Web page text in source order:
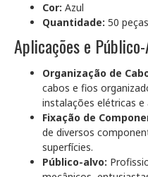
Cor: Azul
Quantidade: 50 peças
Aplicações e
Organização de
cabos e fios
instalações elétricas
Fixação de
de diversos
superfícies.
Público-alvo: